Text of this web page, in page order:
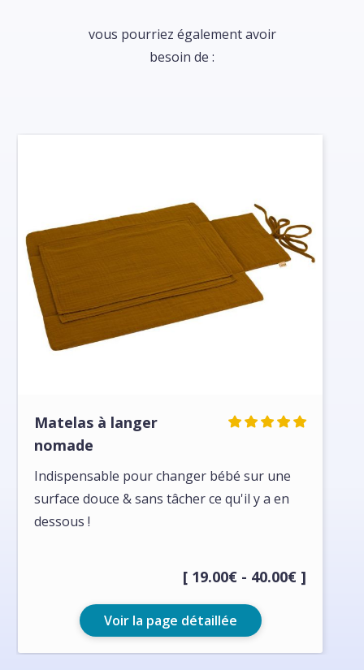
vous pourriez également avoir
besoin de :
Matelas à langer
nomade
Indispensable pour changer bébé sur une
surface douce & sans tâcher ce qu'il y a en
dessous !
[ 19.00€ - 40.00€ ]
Voir la page détaillée